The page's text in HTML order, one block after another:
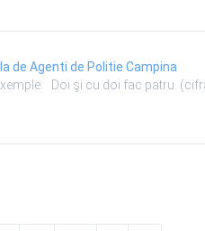
Admitere Scoala de Agenti de Politie Campina